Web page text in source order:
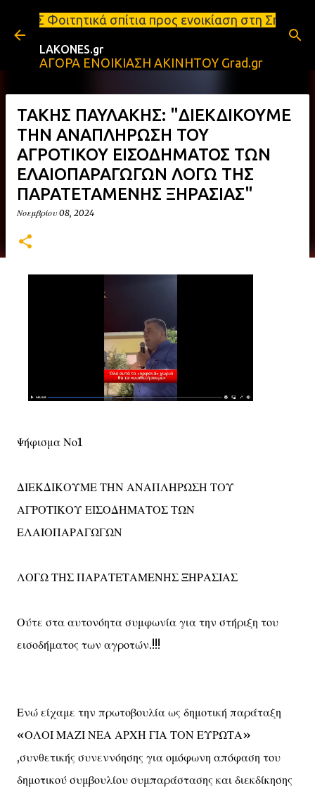
Μετάβαση στο κύριο περιεχόμενο
σπίτια προς ενοικίαση στη Σπάρτη
LAKONES.gr
ΑΓΟΡΑ ΕΝΟΙΚΙΑΣΗ ΑΚΙΝΗΤΟΥ Grad.gr
ΤΑΚΗΣ ΠΑΥΛΑΚΗΣ: "ΔΙΕΚΔΙΚΟΥΜΕ
ΤΗΝ ΑΝΑΠΛΗΡΩΣΗ ΤΟΥ
ΑΓΡΟΤΙΚΟΥ ΕΙΣΟΔΗΜΑΤΟΣ ΤΩΝ
ΕΛΑΙΟΠΑΡΑΓΩΓΩΝ ΛΟΓΩ ΤΗΣ
ΠΑΡΑΤΕΤΑΜΕΝΗΣ ΞΗΡΑΣΙΑΣ"
Νοεμβρίου 08, 2024
Ψήφισμα Νο1
ΔΙΕΚΔΙΚΟΥΜΕ ΤΗΝ ΑΝΑΠΛΗΡΩΣΗ ΤΟΥ
ΑΓΡΟΤΙΚΟΥ ΕΙΣΟΔΗΜΑΤΟΣ ΤΩΝ
ΕΛΑΙΟΠΑΡΑΓΩΓΩΝ
ΛΟΓΩ ΤΗΣ ΠΑΡΑΤΕΤΑΜΕΝΗΣ ΞΗΡΑΣΙΑΣ
Ούτε στα αυτονόητα συμφωνία για την στήριξη του
εισοδήματος των αγροτών.!!!
Ενώ είχαμε την πρωτοβουλία ως δημοτική παράταξη
«ΟΛΟΙ ΜΑΖΙ ΝΕΑ ΑΡΧΗ ΓΙΑ ΤΟΝ ΕΥΡΩΤΑ»
,συνθετικής συνεννόησης για ομόφωνη απόφαση του
δημοτικού συμβουλίου συμπαράστασης και διεκδίκησης